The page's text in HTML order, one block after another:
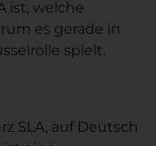
ist, welche
es gerade in
spielt.
SLA, auf Deutsch